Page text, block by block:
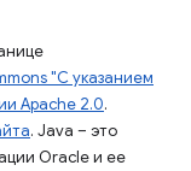
"С указанием
Apache 2.0.
. Java – это
Oracle и ее